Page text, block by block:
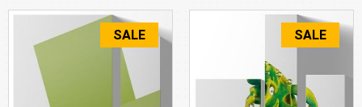
SALE SALE